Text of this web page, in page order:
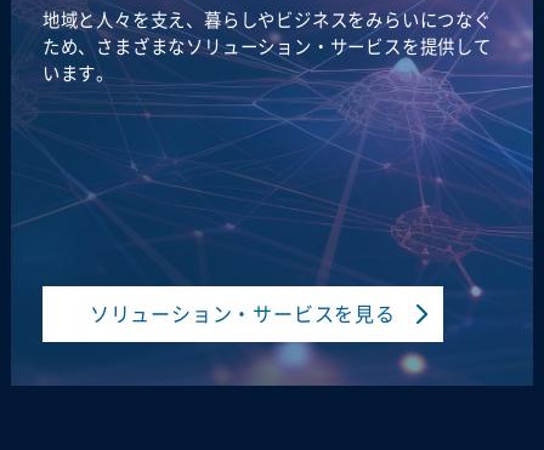
地域と人々を支え、暮らしやビジネスをみらいにつなぐ
ため、さまざまなソリューション・サービスを提供して
います。
ソリューション・サービスを見る